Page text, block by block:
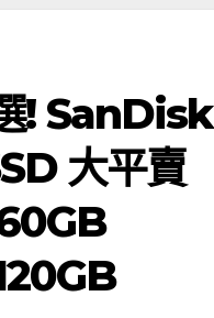
! SanDisk
大平賣